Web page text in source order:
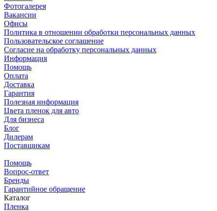
Фотогалерея
Вакансии
Офисы
Политика в отношении обработки персональных данных
Пользовательское соглашение
Согласие на обработку персональных данных
Информация
Помощь
Оплата
Доставка
Гарантия
Полезная информация
Цвета пленок для авто
Для бизнеса
Блог
Дилерам
Поставщикам
Помощь
Вопрос-ответ
Бренды
Гарантийное обращение
Каталог
Пленка